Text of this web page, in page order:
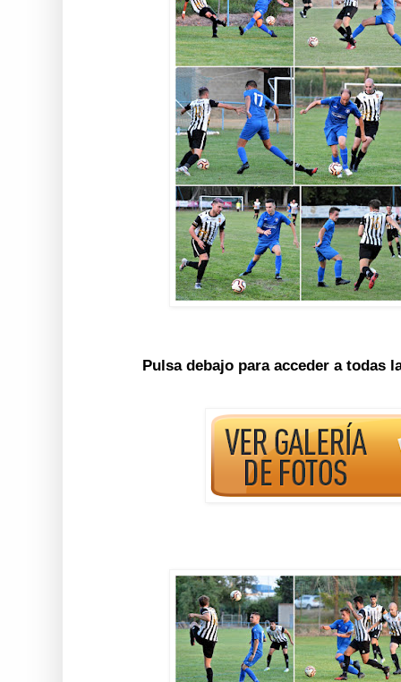
Pulsa debajo para acceder a todas